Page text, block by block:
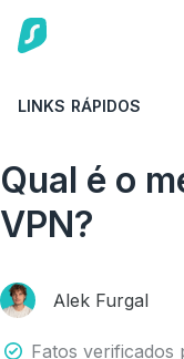
LINKS RÁPIDOS
BLOG TUDO SOBRE
Qual é o
VPN?
Alek Furgal
Fatos verificados